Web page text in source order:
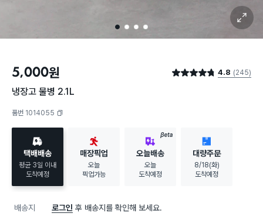
1 2 3 4
확대 보기
5,000원 별점 4.8점 4.8 (245)
냉장고 물병 2.1L
품번 1014055
택배배송
평균 3일 이내
도착예정
매장픽업
오늘
픽업가능
BETA
오늘배송
오늘
도착예정
대량주문
8/18(화)
도착예정
배송지 로그인 후 배송지를 확인해 보세요.